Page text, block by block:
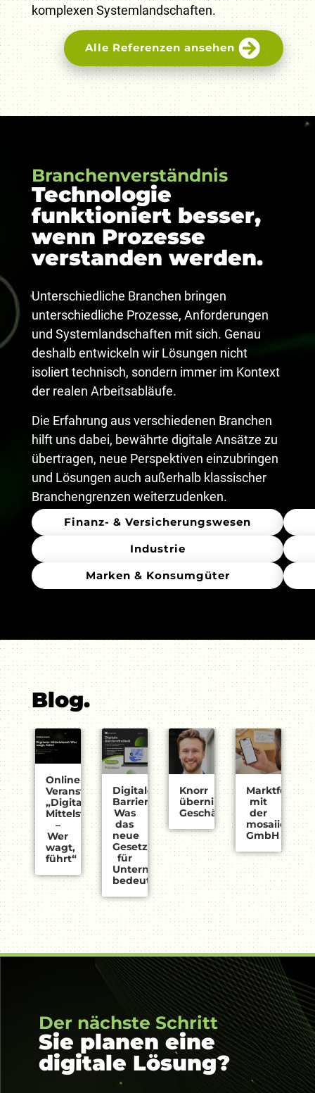
komplexen Systemlandschaften.
Alle Referenzen ansehen
Branchenverständnis
Technologie
funktioniert besser,
wenn Prozesse
verstanden werden.
Unterschiedliche Branchen bringen
unterschiedliche Prozesse, Anforderungen
und Systemlandschaften mit sich. Genau
deshalb entwickeln wir Lösungen nicht
isoliert technisch, sondern immer im Kontext
der realen Arbeitsabläufe.
Die Erfahrung aus verschiedenen Branchen
hilft uns dabei, bewährte digitale Ansätze zu
übertragen, neue Perspektiven einzubringen
und Lösungen auch außerhalb klassischer
Branchengrenzen weiterzudenken.
Finanz- & Versicherungswesen
Industrie
Marken & Konsumgüter
Blog.
Online-
Veranstaltung:
„Digitaler
Mittelstand
–
Wer
wagt,
führt“
Digitale
Barrierefreiheit:
Was
das
neue
Gesetz
für
Unternehmen
bedeutet​
Knorr
übernimmt
Geschäftsführung
mit
der
mosaiic
GmbH
Der nächste Schritt
Sie planen eine
digitale Lösung?